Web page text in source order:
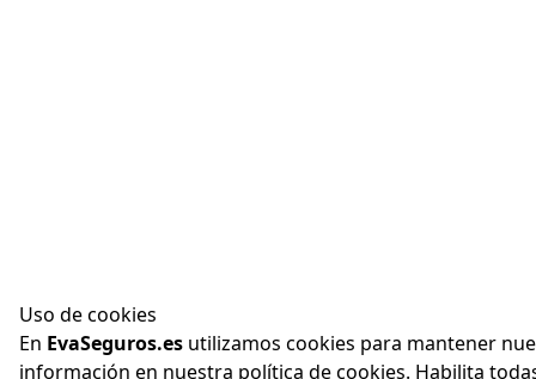
Uso de cookies
En EvaSeguros.es utilizamos cookies para mantener
información en nuestra política de cookies. Habilita